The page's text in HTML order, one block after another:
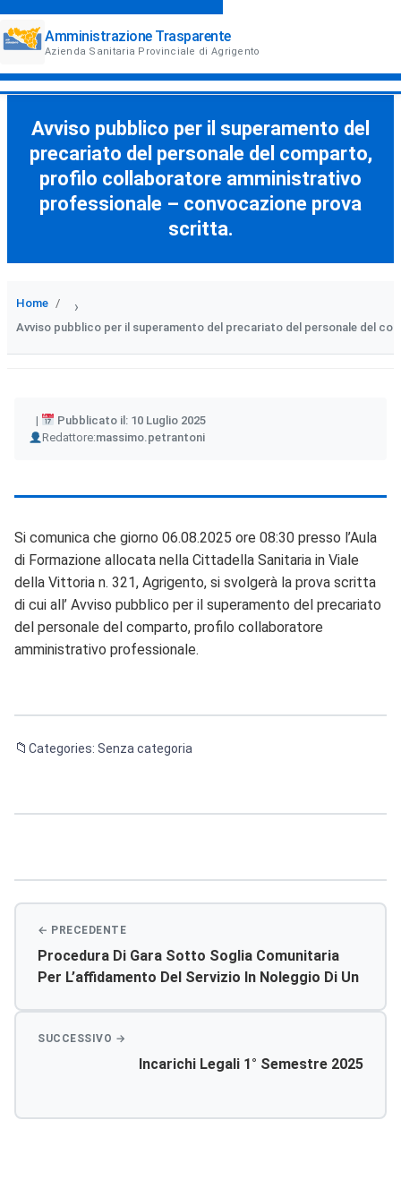
Amministrazione Trasparente
Azienda Sanitaria Provinciale di Agrigento
Avviso pubblico per il superamento del
precariato del personale del comparto,
profilo collaboratore amministrativo
professionale – convocazione prova
scritta.
Home ›
Avviso pubblico per il superamento del precariato del personale del
Pubblicato il: 10 Luglio 2025
Redattore:
Author massimo.petrantoni
Si comunica che giorno 06.08.2025 ore 08:30 presso l’Aula
di Formazione allocata nella Cittadella Sanitaria in Viale
della Vittoria n. 321, Agrigento, si svolgerà la prova scritta
di cui all’ Avviso pubblico per il superamento del precariato
del personale del comparto, profilo collaboratore
amministrativo professionale.
Categories: Senza categoria
Procedura Di Gara Sotto Soglia Comunitaria
Per L’affidamento Del Servizio In Noleggio Di Un
Incarichi Legali 1° Semestre 2025